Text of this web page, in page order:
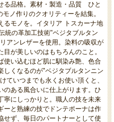
る品格。素材・製造・品質 ひと
ノ作りのクオリティーを結集。
るモノを。イタリア トスカーナ地
統の革加工技術"ベジタブルタン
アンレザーを使用。染料の吸収が
が美しいのはもちろんのこと。
使い込むほど肌に馴染み艶、色合
しくなるのが"ベジタブルタンニン
ていつまでも永くお使い頂くと、
のある風合いに仕上がります。ひ
寧にしっかりと。職人の技を未来
ーと熟練の技でドンテポーナは作
せず、毎日のパートナーとして使